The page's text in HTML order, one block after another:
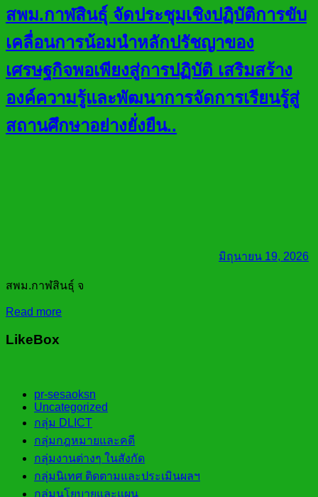
สพม.กาฬสินธุ์ จัดประชุมเชิงปฏิบัติการขับ
เคลื่อนการน้อมนำหลักปรัชญาของ
เศรษฐกิจพอเพียงสู่การปฏิบัติ เสริมสร้าง
องค์ความรู้และพัฒนาการจัดการเรียนรู้สู่
สถานศึกษาอย่างยั่งยืน..
มิถุนายน 19, 2026
สพม.กาฬสินธุ์ จ
Read more
LikeBox
pr-sesaoksn
Uncategorized
กลุ่ม DLICT
กลุ่มกฎหมายและคดี
กลุ่มงานต่างๆ ในสังกัด
กลุ่มนิเทศ ติดตามและประเมินผลฯ
กลุ่มนโยบายและแผน